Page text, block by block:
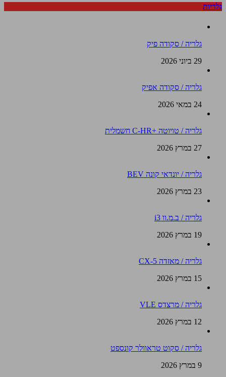
גלריות
גלריה / סקודה פיק
29 ביוני 2026
גלריה / סקודה אפיק
24 במאי 2026
גלריה / טויוטה +C-HR חשמלית
27 במרץ 2026
גלריה / יונדאי קונה BEV
23 במרץ 2026
גלריה / ב.מ.וו i3
19 במרץ 2026
גלריה / מאזדה CX-5
15 במרץ 2026
גלריה / מרצדס VLE
12 במרץ 2026
גלריה / סקוט טראוולר קונספט
9 במרץ 2026